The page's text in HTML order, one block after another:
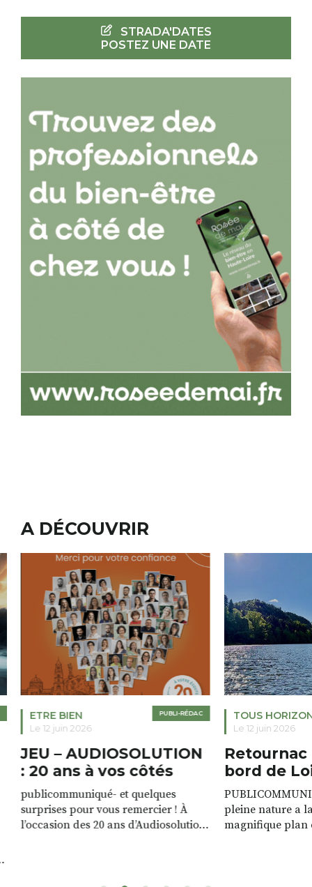
STRADA'DATES
POSTEZ UNE DATE
A DÉCOUVRIR
PUBLI-RÉDAC
ETRE BIEN
Le 12 juin 2026
JEU – AUDIOSOLUTION
: 20 ans à vos côtés
publicommuniqué- et quelques
surprises pour vous remercier ! À
l’occasion des 20 ans d’Audiosolution,
TOUS
Le 12 juin 2026
Retournac
bord de
pleine nature a
magnifique plan